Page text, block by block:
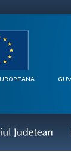
Judetean